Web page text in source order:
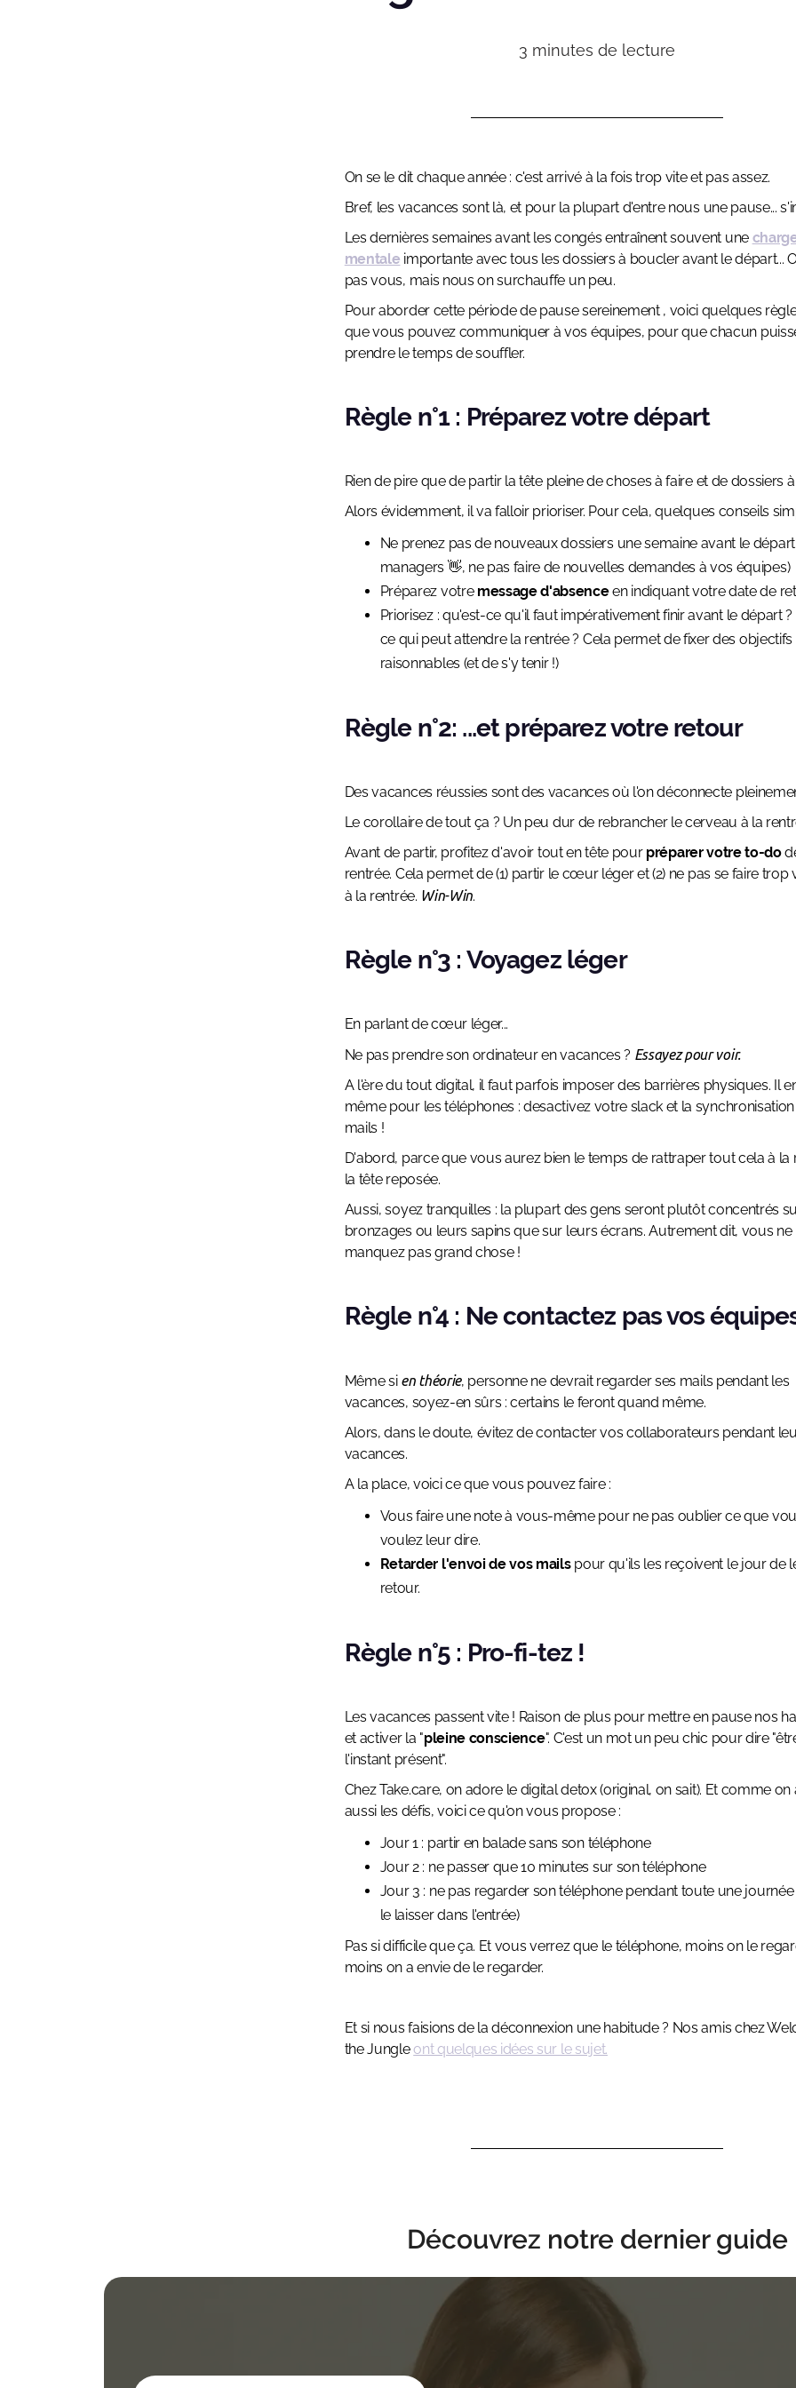
3 minutes de lecture
On se le dit chaque année : c'est arrivé à la fois trop vite et pas assez.
Bref, les vacances sont là, et pour la plupart d'entre nous une pause...
Les dernières semaines avant les congés entraînent souvent une
mentale importante avec tous les dossiers à boucler avant le départ...
pas vous, mais nous on surchauffe un peu.
Pour aborder cette période de pause sereinement , voici quelques
que vous pouvez communiquer à vos équipes, pour que chacun
prendre le temps de souffler.
Règle n°1 : Préparez votre départ
Rien de pire que de partir la tête pleine de choses à faire et de dossiers
Alors évidemment, il va falloir prioriser. Pour cela, quelques conseils
Ne prenez pas de nouveaux dossiers une semaine avant le départ
managers 👋, ne pas faire de nouvelles demandes à vos équipes)
Préparez votre message d'absenceen indiquant votre date de
Priorisez : qu'est-ce qu'il faut impérativement finir avant le départ ?
ce qui peut attendre la rentrée ? Cela permet de fixer des objectifs
raisonnables (et de s'y tenir !)
Règle n°2: ...et préparez votre retour
Des vacances réussies sont des vacances où l'on déconnecte
Le corollaire de tout ça ? Un peu dur de rebrancher le cerveau à la
Avant de partir, profitez d'avoir tout en tête pour préparer votre to-do
rentrée. Cela permet de (1) partir le cœur léger et (2) ne pas se faire trop
à la rentrée. Win-Win.
Règle n°3 : Voyagez léger
En parlant de cœur léger...
Ne pas prendre son ordinateur en vacances ? Essayez pour voir.
A l'ère du tout digital, il faut parfois imposer des barrières physiques. Il
même pour les téléphones : desactivez votre slack et la
mails !
D'abord, parce que vous aurez bien le temps de rattraper tout cela à la
la tête reposée.
Aussi, soyez tranquilles : la plupart des gens seront plutôt concentrés
bronzages ou leurs sapins que sur leurs écrans. Autrement dit, vous ne
manquez pas grand chose !
Règle n°4 : Ne contactez pas vos
Même si en théorie, personne ne devrait regarder ses mails pendant les
vacances, soyez-en sûrs : certains le feront quand même.
Alors, dans le doute, évitez de contacter vos collaborateurs pendant
vacances.
A la place, voici ce que vous pouvez faire :
Vous faire une note à vous-même pour ne pas oublier ce que
voulez leur dire.
Retarder l'envoi de vos mails pour qu'ils les reçoivent le jour de
retour.
Règle n°5 : Pro-fi-tez !
Les vacances passent vite ! Raison de plus pour mettre en pause nos
et activer la "pleine conscience". C'est un mot un peu chic pour dire
l'instant présent".
Chez Take.care, on adore le digital detox (original, on sait). Et comme on
aussi les défis, voici ce qu'on vous propose :
Jour 1 : partir en balade sans son téléphone
Jour 2 : ne passer que 10 minutes sur son téléphone
Jour 3 : ne pas regarder son téléphone pendant toute une journée
le laisser dans l'entrée)
Pas si difficile que ça. Et vous verrez que le téléphone, moins on le
moins on a envie de le regarder.
Et si nous faisions de la déconnexion une habitude ? Nos amis chez
the Jungleont quelques idées sur le sujet.
Découvrez notre dernier guide